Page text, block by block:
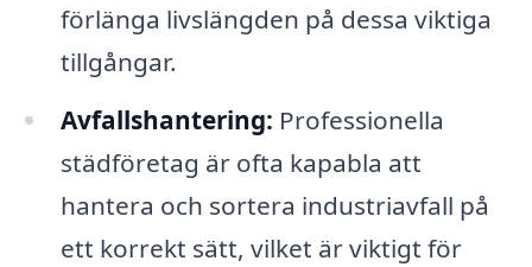
förlänga livslängden på dessa viktiga
tillgångar.
Avfallshantering: Professionella
städföretag är ofta kapabla att
hantera och sortera industriavfall på
ett korrekt sätt, vilket är viktigt för